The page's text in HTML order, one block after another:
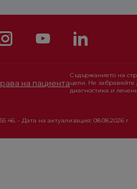
на пациента
Съдържанието на
цели. Не забравяйте
диагностика и
46. - Дата на актуализация: 08.08.2026 г